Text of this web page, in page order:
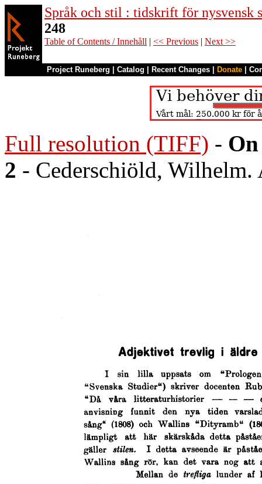
Språk och stil : tidskrift för nysvensk
248
Table of Contents / Innehåll | << Previous | Next >>
Project Runeberg Catalog Recent Changes Donate
Full resolution (TIFF) -
2 - Cederschiöld,